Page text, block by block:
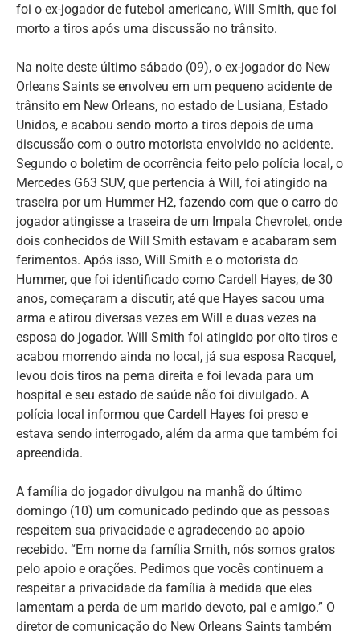
foi o ex-jogador de futebol americano, Will Smith, que foi
morto a tiros após uma discussão no trânsito.
Na noite deste último sábado (09), o ex-jogador do New
Orleans Saints se envolveu em um pequeno acidente de
trânsito em New Orleans, no estado de Lusiana, Estado
Unidos, e acabou sendo morto a tiros depois de uma
discussão com o outro motorista envolvido no acidente.
Segundo o boletim de ocorrência feito pelo polícia local, o
Mercedes G63 SUV, que pertencia à Will, foi atingido na
traseira por um Hummer H2, fazendo com que o carro do
jogador atingisse a traseira de um Impala Chevrolet, onde
dois conhecidos de Will Smith estavam e acabaram sem
ferimentos. Após isso, Will Smith e o motorista do
Hummer, que foi identificado como Cardell Hayes, de 30
anos, começaram a discutir, até que Hayes sacou uma
arma e atirou diversas vezes em Will e duas vezes na
esposa do jogador. Will Smith foi atingido por oito tiros e
acabou morrendo ainda no local, já sua esposa Racquel,
levou dois tiros na perna direita e foi levada para um
hospital e seu estado de saúde não foi divulgado. A
polícia local informou que Cardell Hayes foi preso e
estava sendo interrogado, além da arma que também foi
apreendida.
A família do jogador divulgou na manhã do último
domingo (10) um comunicado pedindo que as pessoas
respeitem sua privacidade e agradecendo ao apoio
recebido. “Em nome da família Smith, nós somos gratos
pelo apoio e orações. Pedimos que vocês continuem a
respeitar a privacidade da família à medida que eles
lamentam a perda de um marido devoto, pai e amigo.” O
diretor de comunicação do New Orleans Saints também